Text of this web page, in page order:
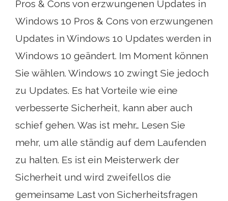
Pros & Cons von erzwungenen Updates in
Windows 10 Pros & Cons von erzwungenen
Updates in Windows 10 Updates werden in
Windows 10 geändert. Im Moment können
Sie wählen. Windows 10 zwingt Sie jedoch
zu Updates. Es hat Vorteile wie eine
verbesserte Sicherheit, kann aber auch
schief gehen. Was ist mehr… Lesen Sie
mehr, um alle ständig auf dem Laufenden
zu halten. Es ist ein Meisterwerk der
Sicherheit und wird zweifellos die
gemeinsame Last von Sicherheitsfragen